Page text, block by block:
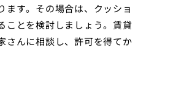
ます。その場合は、クッショ
ことを検討しましょう。賃貸
さんに相談し、許可を得てか